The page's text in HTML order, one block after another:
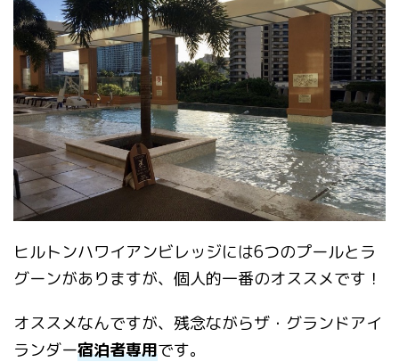
ヒルトンハワイアンビレッジには6つのプールとラ
グーンがありますが、個人的一番のオススメです！
オススメなんですが、残念ながらザ・グランドアイ
ランダー宿泊者専用です。